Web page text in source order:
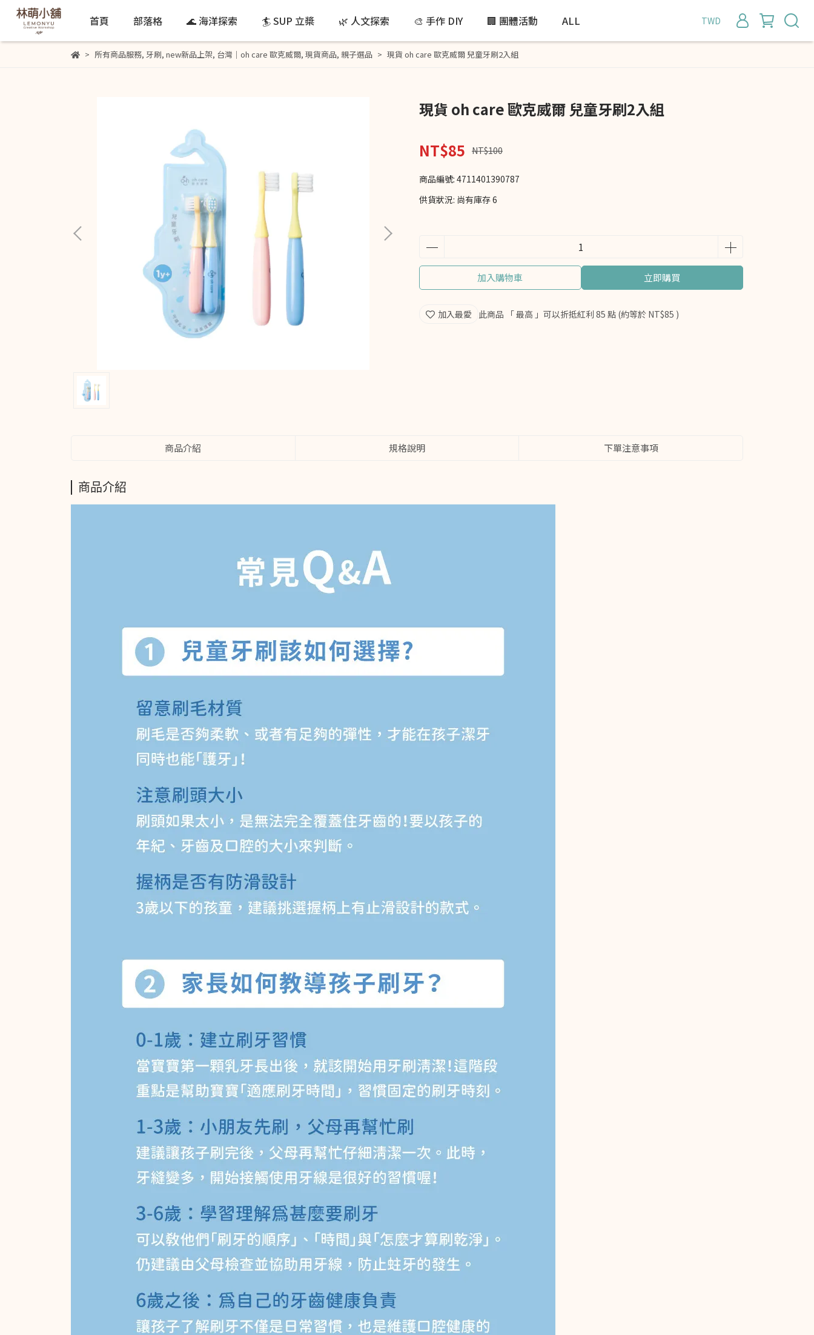
首頁 部落格 🌊 海洋探索 🏄 SUP 立槳 🌿 人文探索 🎨 手作 DIY 🏢 團體活動 ALL TWD
所有商品服務, 牙刷, new新品上架, 台灣｜oh care 歐克威爾, 現貨商品, 親子選品 現貨 oh care 歐克威爾 兒童牙刷2入組
現貨 oh care 歐克威爾 兒童牙刷2入組
NT$85 NT$100
商品編號: 4711401390787
供貨狀況: 尚有庫存 6
加入購物車 立即購買
加入最愛 此商品 「 最高 」可以折抵紅利 85 點 (約等於 NT$85 )
商品介紹 規格說明 下單注意事項
商品介紹